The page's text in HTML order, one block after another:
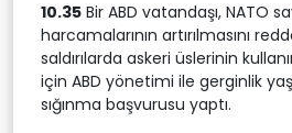
10.35 Bir ABD vatandaşı, NATO
harcamalarının artırılmasını
saldırılarda askeri üslerinin
için ABD yönetimi ile gerginlik
sığınma başvurusu yaptı.